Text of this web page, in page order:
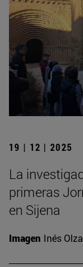
19 | 12 | 2025
La
primeras
en Sijena
Imagen Inés Olza